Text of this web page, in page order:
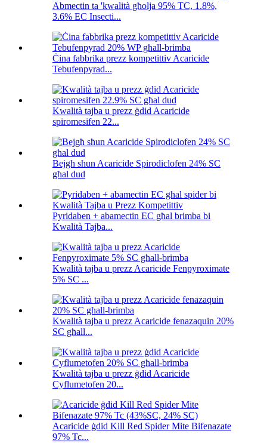
Abmectin ta 'kwalità għolja 95% TC, 1.8%,
3.6% EC Insecti...
Ċina fabbrika prezz kompetittiv Acaricide
Tebufenpyrad...
Kwalità tajba u prezz ġdid Acaricide
spiromesifen 22...
Bejgħ sħun Acaricide Spirodiclofen 24% SC
għal dud
Pyridaben + abamectin EC għal brimba bi
Kwalità Tajba...
Kwalità tajba u prezz Acaricide Fenpyroximate
5% SC ...
Kwalità tajba u prezz Acaricide fenazaquin 20%
SC għall...
Kwalità tajba u prezz ġdid Acaricide
Cyflumetofen 20...
Acaricide ġdid Kill Red Spider Mite Bifenazate
97% Tc...